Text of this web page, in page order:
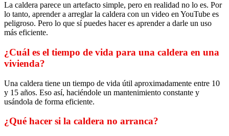
La caldera parece un artefacto simple, pero en realidad no lo es. Por
lo tanto, aprender a arreglar la caldera con un video en YouTube es
peligroso. Pero lo que sí puedes hacer es aprender a darle un uso
más eficiente.
¿Cuál es el tiempo de vida para una caldera en una
vivienda?
Una caldera tiene un tiempo de vida útil aproximadamente entre 10
y 15 años. Eso así, haciéndole un mantenimiento constante y
usándola de forma eficiente.
¿Qué hacer si la caldera no arranca?